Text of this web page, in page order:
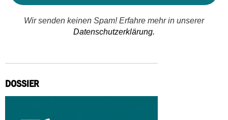
Wir senden keinen Spam! Erfahre mehr in unserer
Datenschutzerklärung.
DOSSIER